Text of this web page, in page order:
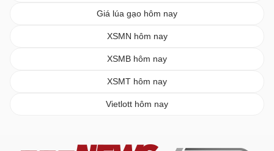
Giá lúa gạo hôm nay
XSMN hôm nay
XSMB hôm nay
XSMT hôm nay
Vietlott hôm nay